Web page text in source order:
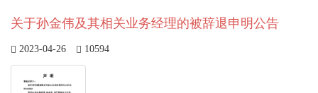
关于孙金伟及其相关业务经理的被辞退申明公告
2023-04-26 10594